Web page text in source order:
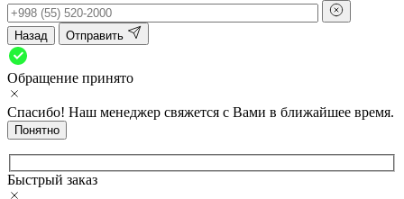
Назад Отправить
Обращение принято
Спасибо! Наш менеджер свяжется с Вами в ближайшее время.
Понятно
Быстрый заказ